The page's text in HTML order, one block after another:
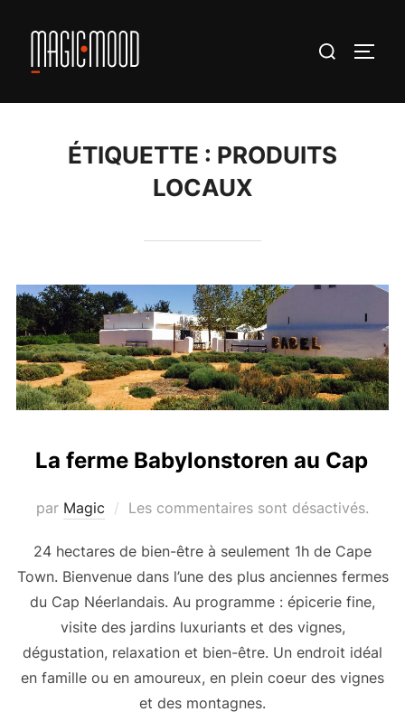
contenu
Rechercher :
ÉTIQUETTE : PRODUITS
LOCAUX
La ferme Babylonstoren au Cap
par Magic Les commentaires sont désactivés.
24 hectares de bien-être à seulement 1h de Cape
Town. Bienvenue dans l’une des plus anciennes fermes
du Cap Néerlandais. Au programme : épicerie fine,
visite des jardins luxuriants et des vignes,
dégustation, relaxation et bien-être. Un endroit idéal
en famille ou en amoureux, en plein coeur des vignes
et des montagnes.